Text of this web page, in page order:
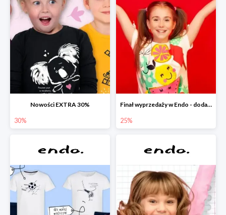
Nowości EXTRA 30%
30%
Finał wyprzedaży w Endo - dodatkowe 25% rabatu w Endo
25%